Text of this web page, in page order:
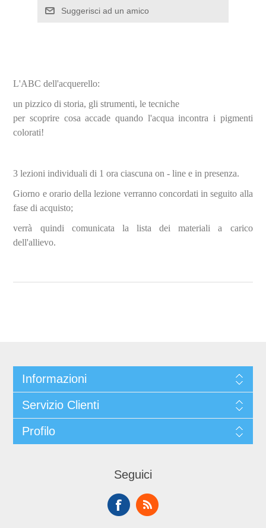
L'ABC dell'acquerello:
un pizzico di storia, gli strumenti, le tecniche
per scoprire cosa accade quando l'acqua incontra i pigmenti
colorati!
3 lezioni individuali di 1 ora ciascuna on - line e in presenza.
Giorno e orario della lezione verranno concordati in seguito alla
fase di acquisto;
verrà quindi comunicata la lista dei materiali a carico
dell'allievo.
Informazioni
Servizio Clienti
Profilo
Seguici